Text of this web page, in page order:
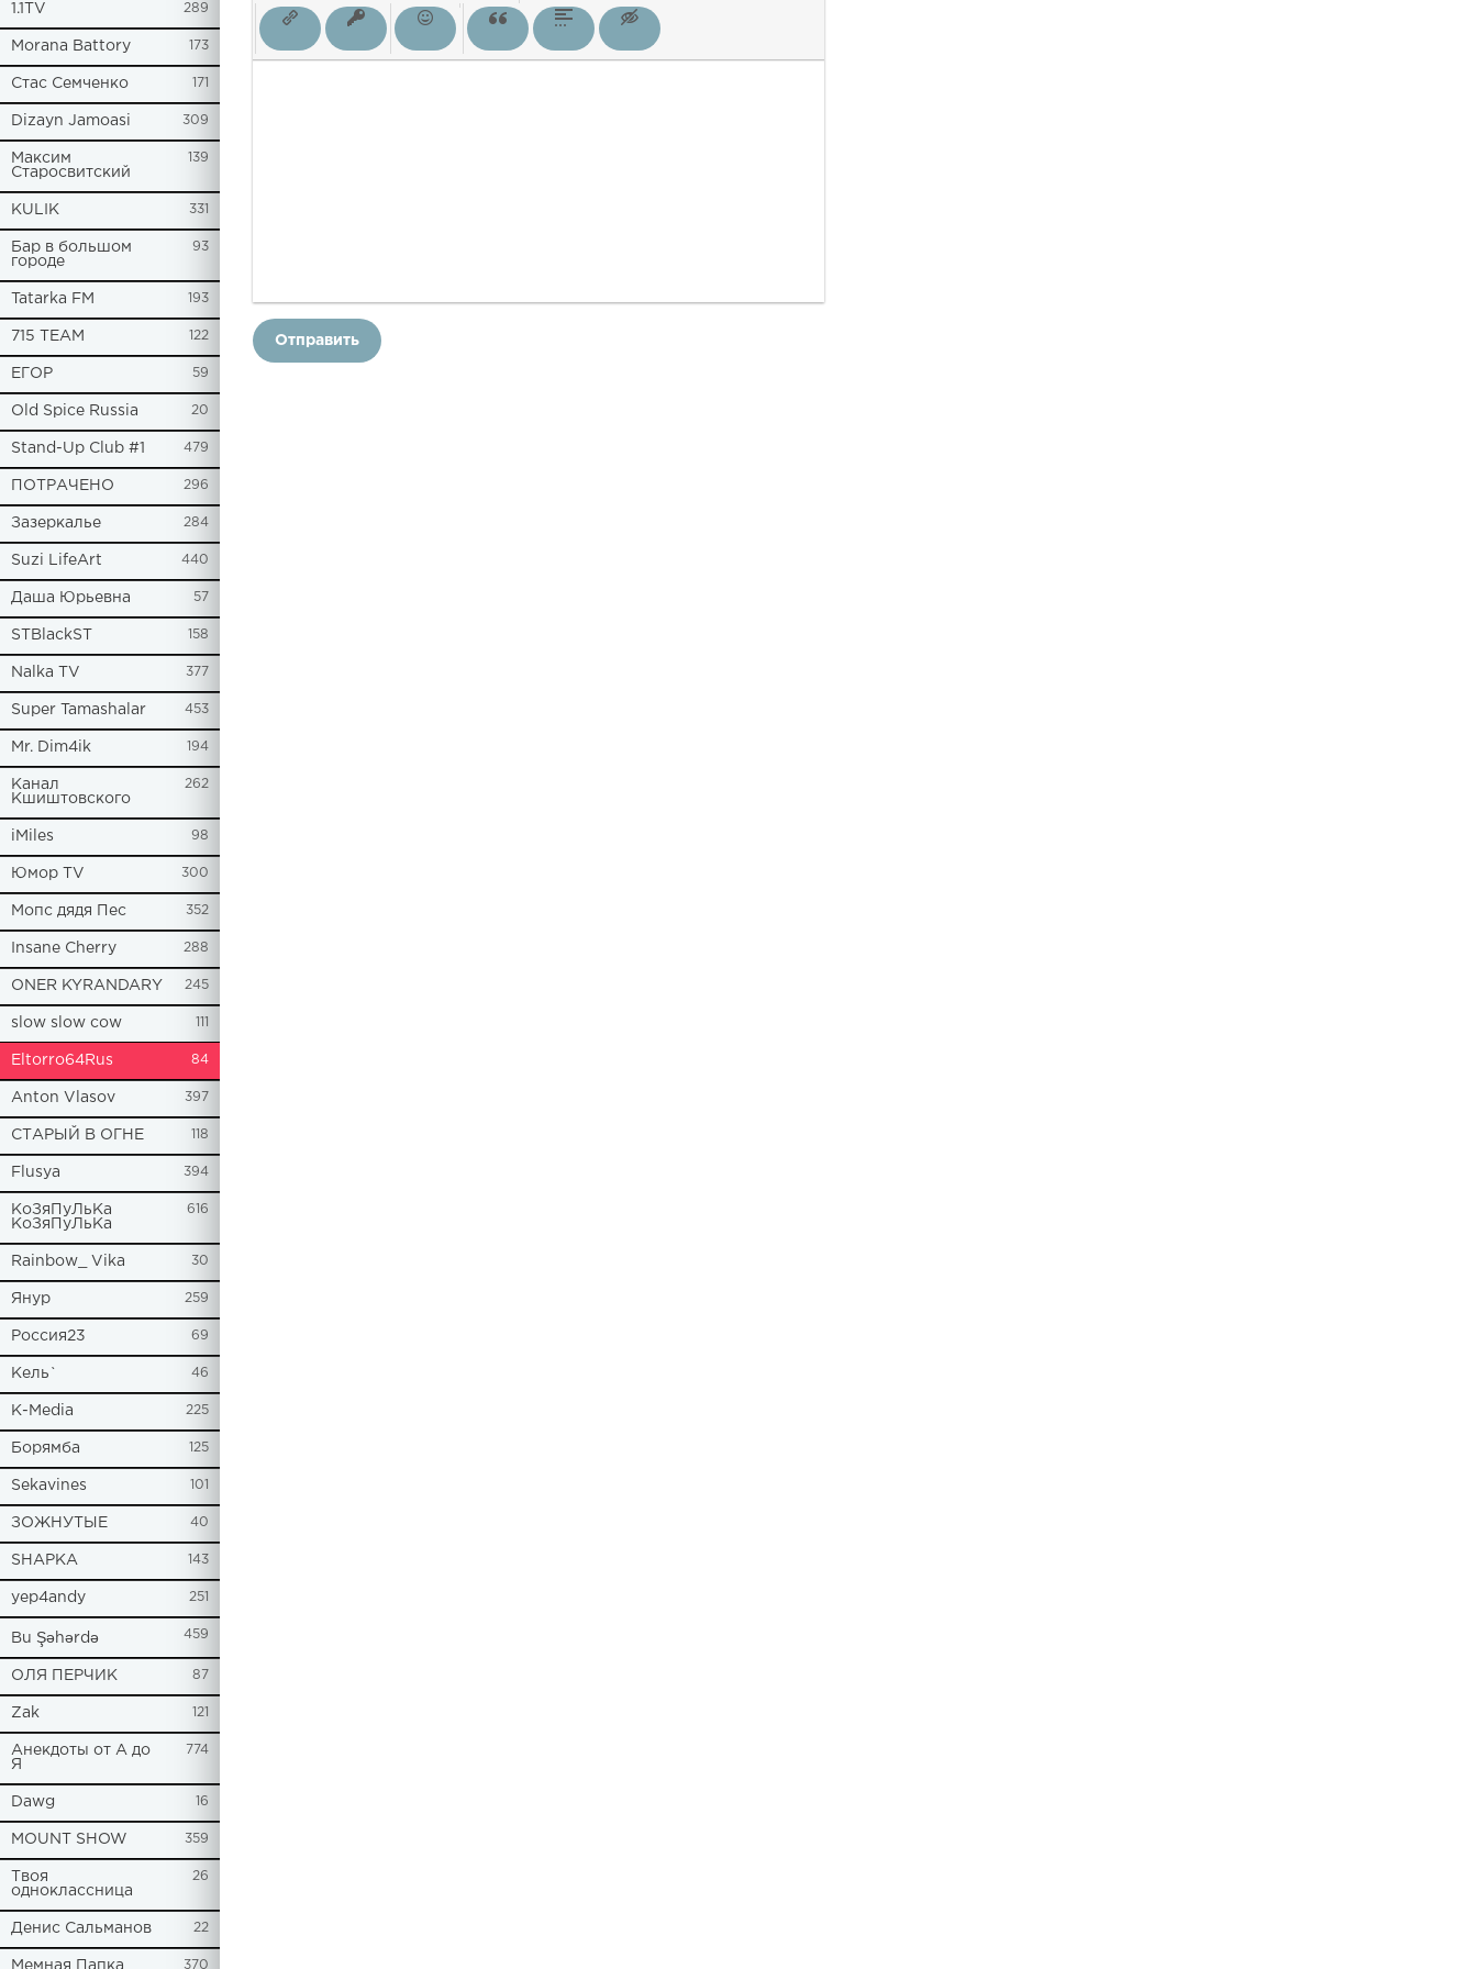
1.1TV 289
Morana Battory 173
Стас Семченко 171
Dizayn Jamoasi 309
Максим
Старосвитский
139
KULIK 331
Бар в большом
городе
93
Tatarka FM 193
715 TEAM 122
ЕГОР 59
Old Spice Russia 20
Stand-Up Club #1 479
ПОТРАЧЕНО 296
Зазеркалье 284
Suzi LifeArt 440
Даша Юрьевна 57
STBlackST 158
Nalka TV 377
Super Tamashalar 453
Mr. Dim4ik 194
Канал
Кшиштовского
262
iMiles 98
Юмор TV 300
Мопс дядя Пес 352
Insane Cherry 288
ONER KYRANDARY 245
slow slow cow 111
Eltorro64Rus 84
Anton Vlasov 397
СТАРЫЙ В ОГНЕ 118
Flusya 394
КоЗяПуЛьКа
КоЗяПуЛьКа
616
Rainbow_ Vika 30
Янур 259
Россия23 69
Кель` 46
К-Media 225
Борямба 125
Sekavines 101
ЗОЖНУТЫЕ 40
SHAPKA 143
yep4andy 251
Bu Şəhərdə 459
ОЛЯ ПЕРЧИК 87
Zak 121
Анекдоты от А до
Я
774
Dawg 16
MOUNT SHOW 359
Твоя
одноклассница
26
Денис Сальманов 22
Мемная Папка 370
Отправить